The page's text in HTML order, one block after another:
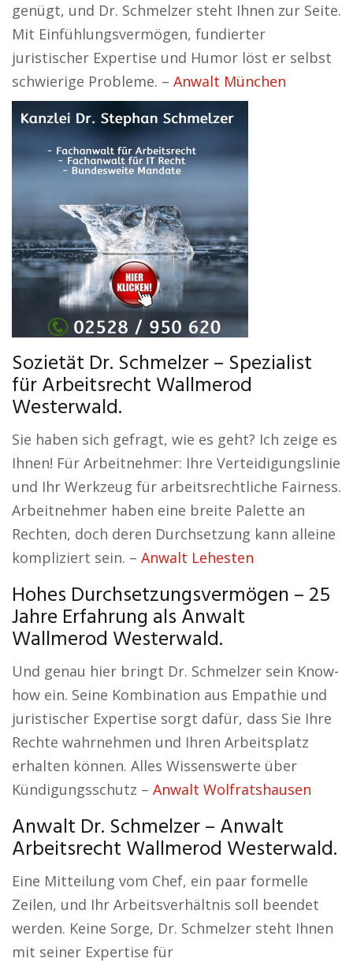
genügt, und Dr. Schmelzer steht Ihnen zur Seite.
Mit Einfühlungsvermögen, fundierter
juristischer Expertise und Humor löst er selbst
schwierige Probleme. – Anwalt München
Sozietät Dr. Schmelzer – Spezialist
für Arbeitsrecht Wallmerod
Westerwald.
Sie haben sich gefragt, wie es geht? Ich zeige es
Ihnen! Für Arbeitnehmer: Ihre Verteidigungslinie
und Ihr Werkzeug für arbeitsrechtliche Fairness.
Arbeitnehmer haben eine breite Palette an
Rechten, doch deren Durchsetzung kann alleine
kompliziert sein. – Anwalt Lehesten
Hohes Durchsetzungsvermögen – 25
Jahre Erfahrung als Anwalt
Wallmerod Westerwald.
Und genau hier bringt Dr. Schmelzer sein Know-
how ein. Seine Kombination aus Empathie und
juristischer Expertise sorgt dafür, dass Sie Ihre
Rechte wahrnehmen und Ihren Arbeitsplatz
erhalten können. Alles Wissenswerte über
Kündigungsschutz – Anwalt Wolfratshausen
Anwalt Dr. Schmelzer – Anwalt
Arbeitsrecht Wallmerod Westerwald.
Eine Mitteilung vom Chef, ein paar formelle
Zeilen, und Ihr Arbeitsverhältnis soll beendet
werden. Keine Sorge, Dr. Schmelzer steht Ihnen
mit seiner Expertise für